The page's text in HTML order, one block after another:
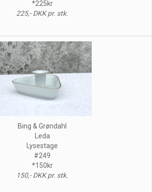
*225kr
225,- DKK pr. stk.
Bing & Grøndahl
Leda
Lysestage
#249
*150kr
150,- DKK pr. stk.